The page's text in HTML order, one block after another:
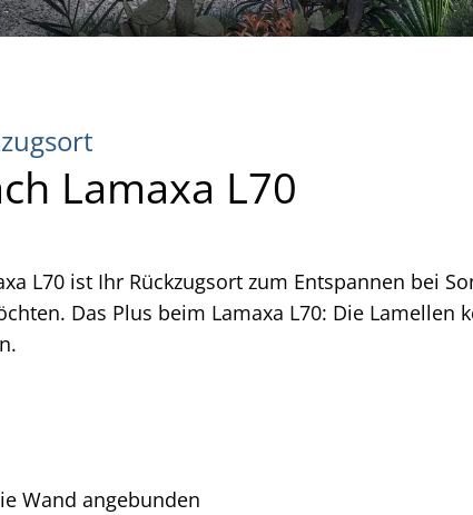
Lamaxa L70
L70 ist Ihr Rückzugsort zum Entspannen bei
Das Plus beim Lamaxa L70: Die
Wand angebunden